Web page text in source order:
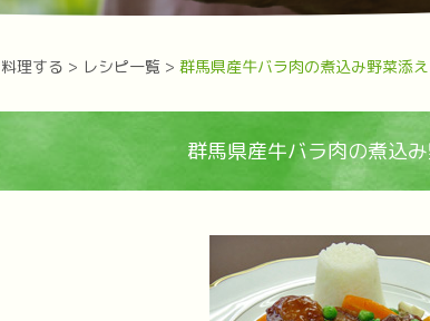
料理する > レシピ一覧 > 群馬県産牛バラ肉の煮込み野菜添え
群馬県産牛バラ肉の煮込